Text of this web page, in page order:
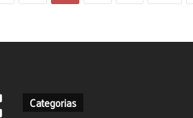
Categorias